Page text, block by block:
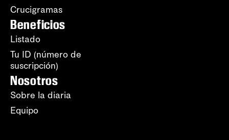
Crucigramas
Beneficios
Listado
Tu ID (número de
suscripción)
Nosotros
Sobre la diaria
Equipo